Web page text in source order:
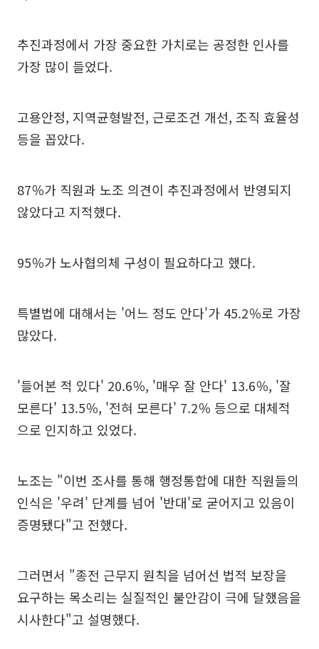
추진과정에서 가장 중요한 가치로는 공정한 인사를
가장 많이 들었다.
고용안정, 지역균형발전, 근로조건 개선, 조직 효율성
등을 꼽았다.
87％가 직원과 노조 의견이 추진과정에서 반영되지
않았다고 지적했다.
95％가 노사협의체 구성이 필요하다고 했다.
특별법에 대해서는 '어느 정도 안다'가 45.2％로 가장
많았다.
'들어본 적 있다' 20.6％, '매우 잘 안다' 13.6％, '잘
모른다' 13.5％, '전혀 모른다' 7.2％ 등으로 대체적
으로 인지하고 있었다.
노조는 "이번 조사를 통해 행정통합에 대한 직원들의
인식은 '우려' 단계를 넘어 '반대'로 굳어지고 있음이
증명됐다"고 전했다.
그러면서 "종전 근무지 원칙을 넘어선 법적 보장을
요구하는 목소리는 실질적인 불안감이 극에 달했음을
시사한다"고 설명했다.